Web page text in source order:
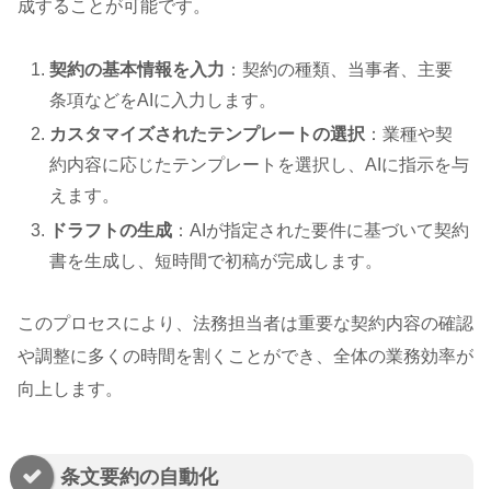
成することが可能です。
契約の基本情報を入力 ：契約の種類、当事者、主要
条項などをAIに入力します。
カスタマイズされたテンプレートの選択 ：業種や契
約内容に応じたテンプレートを選択し、AIに指示を与
えます。
ドラフトの生成 ：AIが指定された要件に基づいて契約
書を生成し、短時間で初稿が完成します。
このプロセスにより、法務担当者は重要な契約内容の確認
や調整に多くの時間を割くことができ、全体の業務効率が
向上します。
条文要約の自動化